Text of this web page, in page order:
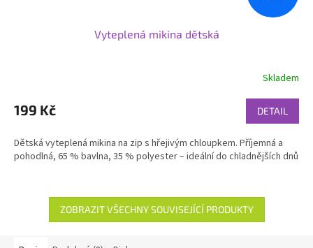
Vyteplená mikina dětská
Skladem
199 Kč DETAIL
Dětská vyteplená mikina na zip s hřejivým chloupkem. Příjemná a
pohodlná, 65 % bavlna, 35 % polyester – ideální do chladnějších dnů
ZOBRAZIT VŠECHNY SOUVISEJÍCÍ PRODUKTY